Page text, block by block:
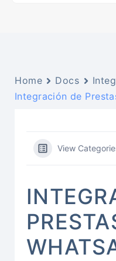
Home Docs
Integración de
View